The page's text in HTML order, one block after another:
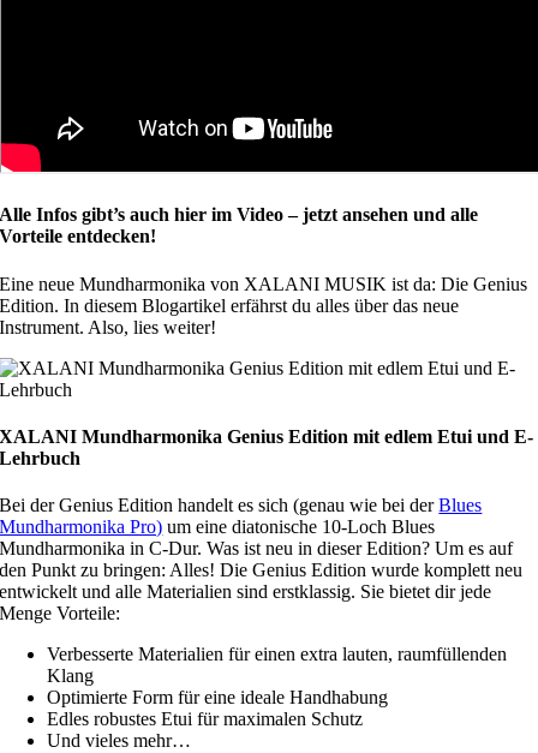
Alle Infos gibt’s auch hier im Video – jetzt ansehen und alle
Vorteile entdecken!
Eine neue Mundharmonika von XALANI MUSIK ist da: Die Genius
Edition. In diesem Blogartikel erfährst du alles über das neue
Instrument. Also, lies weiter!
XALANI Mundharmonika Genius Edition mit edlem Etui und E-
Lehrbuch
Bei der Genius Edition handelt es sich (genau wie bei derBlues
Mundharmonika Pro) um eine diatonische 10-Loch Blues
Mundharmonika in C-Dur. Was ist neu in dieser Edition? Um es auf
den Punkt zu bringen: Alles! Die Genius Edition wurde komplett neu
entwickelt und alle Materialien sind erstklassig. Sie bietet dir jede
Menge Vorteile:
Verbesserte Materialien für einen extra lauten, raumfüllenden
Klang
Optimierte Form für eine ideale Handhabung
Edles robustes Etui für maximalen Schutz
Und vieles mehr…